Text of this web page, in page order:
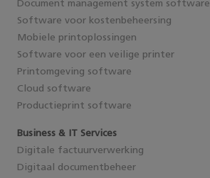
Document management system software
Software voor kostenbeheersing
Mobiele printoplossingen
Software voor een veilige printer
Printomgeving software
Cloud software
Productieprint software
Business & IT Services
Digitale factuurverwerking
Digitaal documentbeheer